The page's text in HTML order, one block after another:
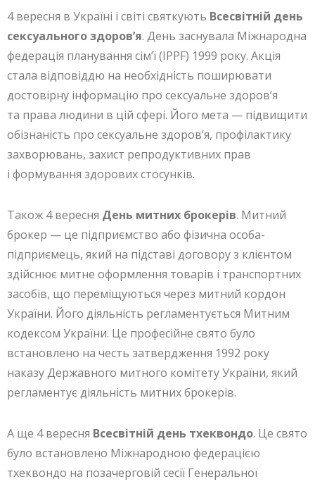
4 вересня в Україні і світі святкують Всесвітній день
сексуального здоров’я. День заснувала Міжнародна
федерація планування сім’ї (IPPF) 1999 року. Акція
стала відповіддю на необхідність поширювати
достовірну інформацію про сексуальне здоров’я
та права людини в цій сфері. Його мета — підвищити
обізнаність про сексуальне здоров’я, профілактику
захворювань, захист репродуктивних прав
і формування здорових стосунків.
Також 4 вересня День митних брокерів. Митний
брокер — це підприємство або фізична особа-
підприємець, який на підставі договору з клієнтом
здійснює митне оформлення товарів і транспортних
засобів, що переміщуються через митний кордон
України. Його діяльність регламентується Митним
кодексом України. Це професійне свято було
встановлено на честь затвердження 1992 року
наказу Державного митного комітету України, який
регламентує діяльність митних брокерів.
А ще 4 вересня Всесвітній день тхеквондо. Це свято
було встановлено Міжнародною федерацією
тхеквондо на позачерговій сесії Генеральної